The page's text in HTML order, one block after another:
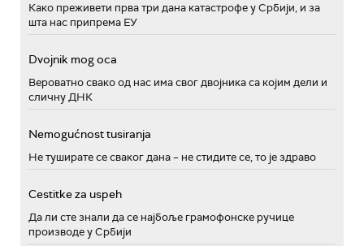
Како преживети прва три дана катастрофе у Србији, и за
шта нас припрема ЕУ
Dvojnik mog oca
Вероватно свако од нас има свог двојника са којим дели и
сличну ДНК
Nemogućnost tusiranja
Не туширате се сваког дана – не стидите се, то је здраво
Cestitke za uspeh
Да ли сте знали да се најбоље грамофонске ручице
производе у Србији